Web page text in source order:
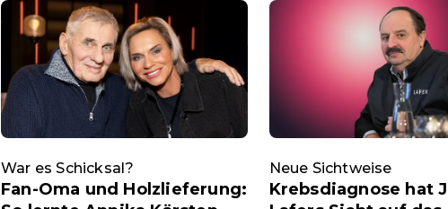
War es Schicksal?
Fan-Oma und Holzlieferung:
Neue Sichtweise
Krebsdiagnose hat